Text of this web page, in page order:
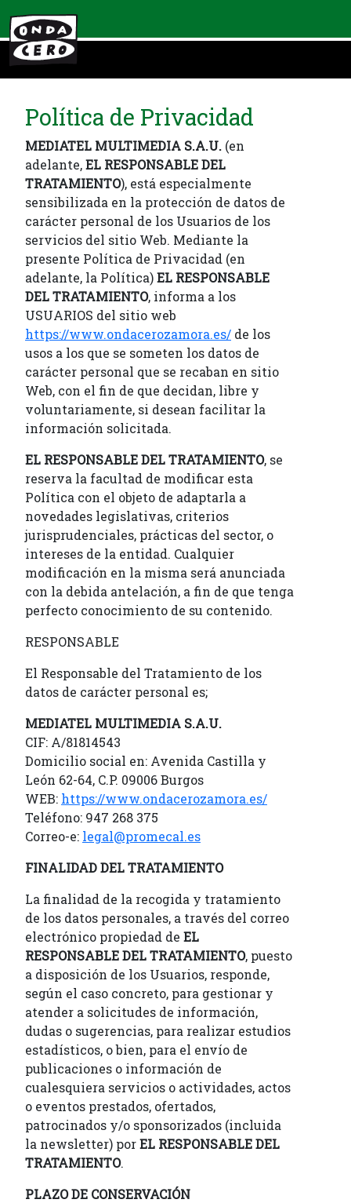
Política de Privacidad
MEDIATEL MULTIMEDIA S.A.U. (en
adelante,EL RESPONSABLE DEL
TRATAMIENTO), está especialmente
sensibilizada en la protección de datos de
carácter personal de los Usuarios de los
servicios del sitio Web. Mediante la
presente Política de Privacidad (en
adelante, la Política)EL RESPONSABLE
DEL TRATAMIENTO, informa a los
USUARIOS del sitio web
https://www.ondacerozamora.es/ de los
usos a los que se someten los datos de
carácter personal que se recaban en sitio
Web, con el fin de que decidan, libre y
voluntariamente, si desean facilitar la
información solicitada.
EL RESPONSABLE DEL TRATAMIENTO, se
reserva la facultad de modificar esta
Política con el objeto de adaptarla a
novedades legislativas, criterios
jurisprudenciales, prácticas del sector, o
intereses de la entidad. Cualquier
modificación en la misma será anunciada
con la debida antelación, a fin de que tenga
perfecto conocimiento de su contenido.
RESPONSABLE
El Responsable del Tratamiento de los
datos de carácter personal es;
MEDIATEL MULTIMEDIA S.A.U.
CIF: A/81814543
Domicilio social en: Avenida Castilla y
León 62-64, C.P. 09006 Burgos
WEB: https://www.ondacerozamora.es/
Teléfono: 947 268 375
Correo-e: legal@promecal.es
FINALIDAD DEL TRATAMIENTO
La finalidad de la recogida y tratamiento
de los datos personales, a través del correo
electrónico propiedad de EL
RESPONSABLE DEL TRATAMIENTO, puesto
a disposición de los Usuarios, responde,
según el caso concreto, para gestionar y
atender a solicitudes de información,
dudas o sugerencias, para realizar estudios
estadísticos, o bien, para el envío de
publicaciones o información de
cualesquiera servicios o actividades, actos
o eventos prestados, ofertados,
patrocinados y/o sponsorizados (incluida
la newsletter) porEL RESPONSABLE DEL
TRATAMIENTO.
PLAZO DE CONSERVACIÓN